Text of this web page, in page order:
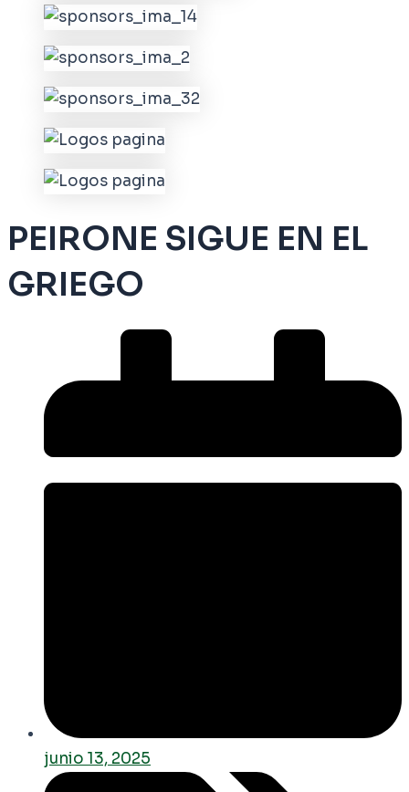
PEIRONE SIGUE EN EL
GRIEGO
junio 13, 2025